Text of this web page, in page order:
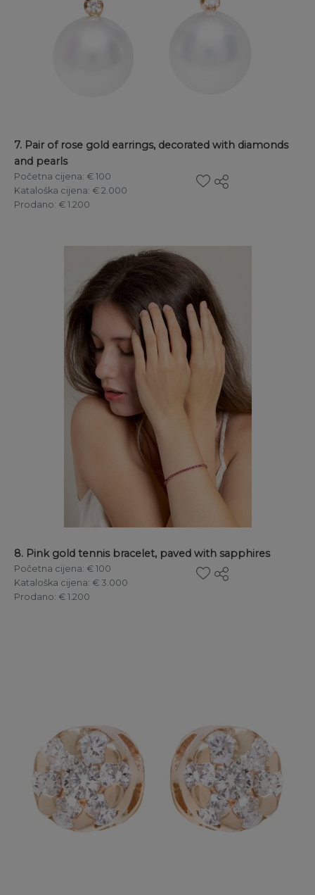
7. Pair of rose gold earrings, decorated with diamonds
and pearls
Početna cijena: € 100
Kataloška cijena: € 2.000
Prodano: € 1.200
8. Pink gold tennis bracelet, paved with sapphires
Početna cijena: € 100
Kataloška cijena: € 3.000
Prodano: € 1.200